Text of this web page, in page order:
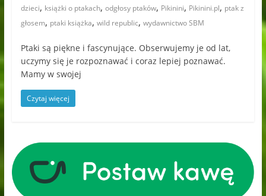
dzieci, książki o ptakach, odgłosy ptaków, Pikinini, Pikinini.pl, ptak z
głosem, ptaki książka, wild republic, wydawnictwo SBM
Ptaki są piękne i fascynujące. Obserwujemy je od lat,
uczymy się je rozpoznawać i coraz lepiej poznawać.
Mamy w swojej
Czytaj więcej